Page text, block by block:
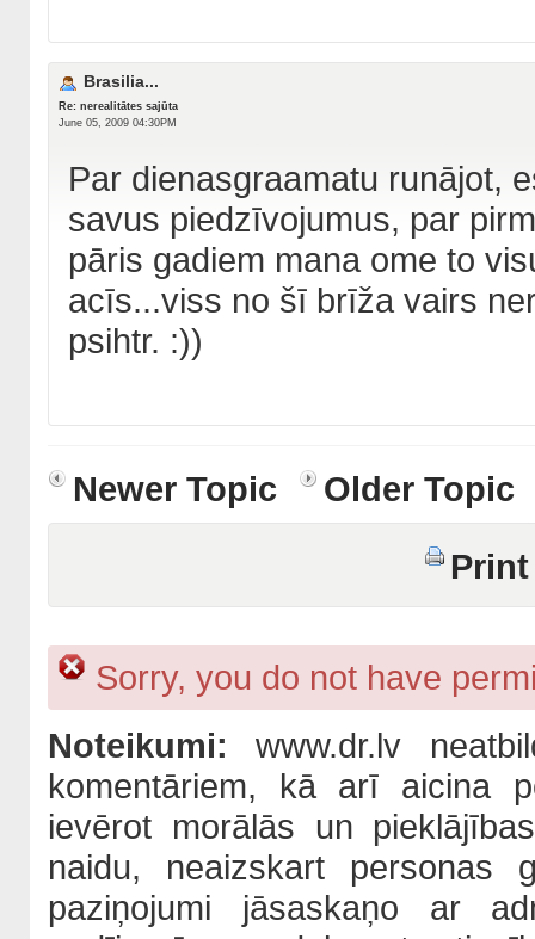
Brasilia...
Re: nerealitātes sajūta
June 05, 2009 04:30PM
Par dienasgraamatu runājot,
savus piedzīvojumus, par
pāris gadiem mana ome to
acīs...viss no šī brīža vairs
psihtr. :))
Newer Topic
Older Topic
Sorry, you do not have
Noteikumi:www.dr.lv
komentāriem, kā arī aicina
ievērot morālās un
naidu, neaizskart personas
paziņojumi jāsaskaņo ar